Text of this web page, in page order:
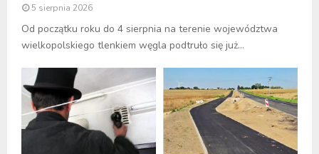
5 sierpnia 2026
Od początku roku do 4 sierpnia na terenie województwa
wielkopolskiego tlenkiem węgla podtruło się już...